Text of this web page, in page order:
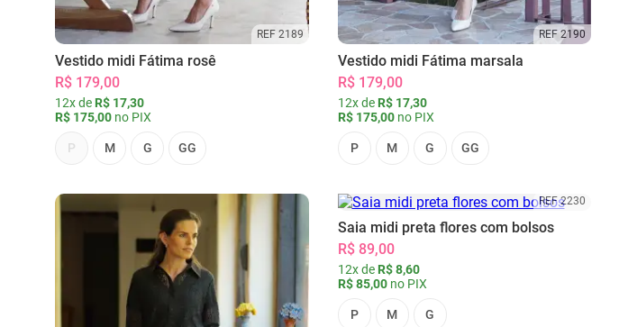
REF 2189
Vestido midi Fátima rosê
R$ 179,00
12x de R$ 17,30
R$ 175,00 no PIX
P M G GG
REF 2190
Vestido midi Fátima marsala
R$ 179,00
12x de R$ 17,30
R$ 175,00no PIX
P M G GG
REF 2230
Saia midi preta flores com bolsos
R$ 89,00
12x de R$ 8,60
R$ 85,00no PIX
P M G